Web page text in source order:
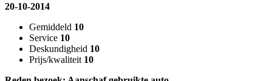
20-10-2014
Gemiddeld 10
Service 10
Deskundigheid 10
Prijs/kwaliteit 10